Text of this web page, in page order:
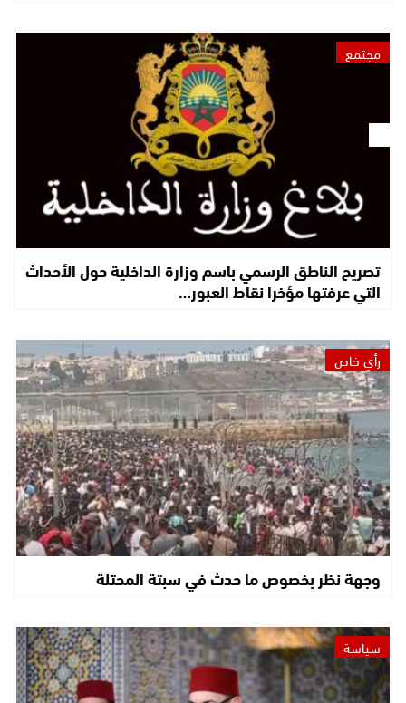
مجتمع
تصريح الناطق الرسمي باسم وزارة الداخلية حول الأحداث
التي عرفتها مؤخرا نقاط العبور…
رأي خاص
وجهة نظر بخصوص ما حدث في سبتة المحتلة
سياسة